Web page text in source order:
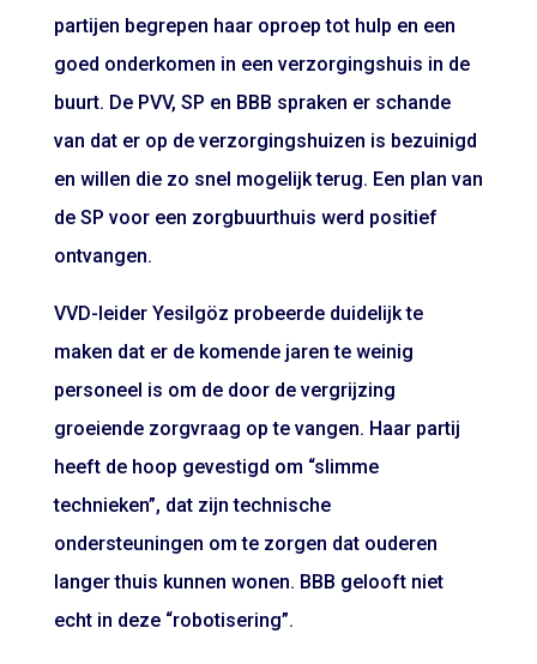
partijen begrepen haar oproep tot hulp en een
goed onderkomen in een verzorgingshuis in de
buurt. De PVV, SP en BBB spraken er schande
van dat er op de verzorgingshuizen is bezuinigd
en willen die zo snel mogelijk terug. Een plan van
de SP voor een zorgbuurthuis werd positief
ontvangen.
VVD-leider Yesilgöz probeerde duidelijk te
maken dat er de komende jaren te weinig
personeel is om de door de vergrijzing
groeiende zorgvraag op te vangen. Haar partij
heeft de hoop gevestigd om “slimme
technieken”, dat zijn technische
ondersteuningen om te zorgen dat ouderen
langer thuis kunnen wonen. BBB gelooft niet
echt in deze “robotisering”.